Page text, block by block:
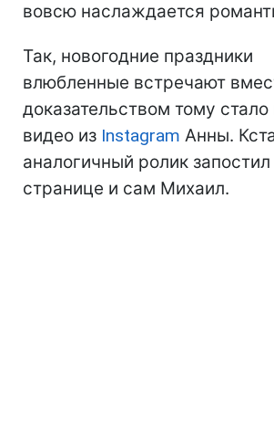
вовсю наслаждается
Так, новогодние праздники
влюбленные встречают
доказательством тому
видео из Instagram Анны.
аналогичный ролик запостил
странице и сам Михаил.